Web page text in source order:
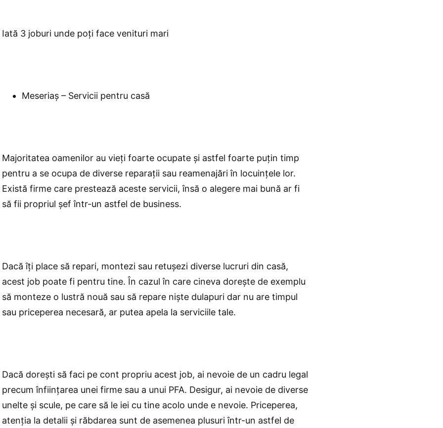
Iată 3 joburi unde poți face venituri mari
Meseriaș – Servicii pentru casă
Majoritatea oamenilor au vieți foarte ocupate și astfel foarte puțin timp
pentru a se ocupa de diverse reparații sau reamenajări în locuințele lor.
Există firme care prestează aceste servicii, însă o alegere mai bună ar fi
să fii propriul șef într-un astfel de business.
Dacă îți place să repari, montezi sau retușezi diverse lucruri din casă,
acest job poate fi pentru tine. În cazul în care cineva dorește de exemplu
să monteze o lustră nouă sau să repare niște dulapuri dar nu are timpul
sau priceperea necesară, ar putea apela la serviciile tale.
Dacă dorești să faci pe cont propriu acest job, ai nevoie de un cadru legal
precum înființarea unei firme sau a unui PFA. Desigur, ai nevoie de diverse
unelte și scule, pe care să le iei cu tine acolo unde e nevoie. Priceperea,
atenția la detalii și răbdarea sunt de asemenea plusuri într-un astfel de